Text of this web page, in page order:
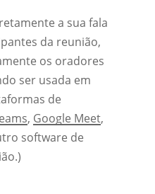
a sua fala
da reunião,
os oradores
ser usada em
de
, Google Meet,
software de